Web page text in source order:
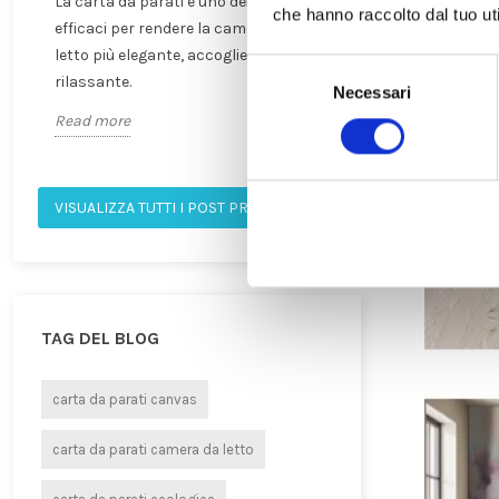
che hanno raccolto dal tuo
Necessari
efficaci per rendere la camera da
letto più elegante, accogliente e
rilassante.
Read more
rilassanti, eleganti
personalità.
Read more
VISUALIZZA TUTTI I POST PRESENTATO
TAG DEL BLOG
carta da parati canvas
carta da parati camera da letto